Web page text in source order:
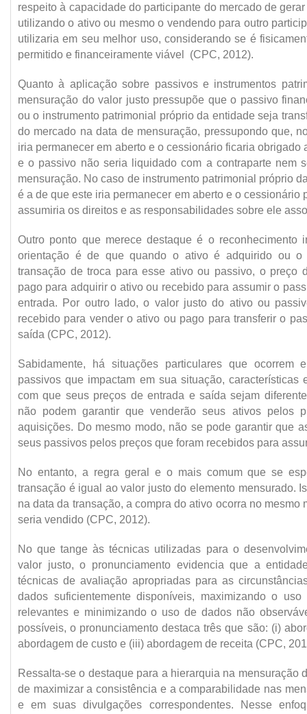
respeito à capacidade do participante do mercado de
utilizando o ativo ou mesmo o vendendo para outro
utilizaria em seu melhor uso, considerando se é
permitido e financeiramente viável (CPC, 2012).
Quanto à aplicação sobre passivos e instrumentos
mensuração do valor justo pressupõe que o passivo
ou o instrumento patrimonial próprio da entidade seja
do mercado na data de mensuração, pressupondo que,
iria permanecer em aberto e o cessionário ficaria obrigado
e o passivo não seria liquidado com a contraparte nem
mensuração. No caso de instrumento patrimonial próprio
é a de que este iria permanecer em aberto e o cessionário
assumiria os direitos e as responsabilidades sobre ele
Outro ponto que merece destaque é o reconhecimento
orientação é de que quando o ativo é adquirido ou o
transação de troca para esse ativo ou passivo, o preço
pago para adquirir o ativo ou recebido para assumir o
entrada. Por outro lado, o valor justo do ativo ou
recebido para vender o ativo ou pago para transferir o
saída (CPC, 2012).
Sabidamente, há situações particulares que ocorrem
passivos que impactam em sua situação, características
com que seus preços de entrada e saída sejam
não podem garantir que venderão seus ativos pelos
aquisições. Do mesmo modo, não se pode garantir que
seus passivos pelos preços que foram recebidos para
No entanto, a regra geral e o mais comum que se
transação é igual ao valor justo do elemento mensurado.
na data da transação, a compra do ativo ocorra no mesmo
seria vendido (CPC, 2012).
No que tange às técnicas utilizadas para o
valor justo, o pronunciamento evidencia que a
técnicas de avaliação apropriadas para as
dados suficientemente disponíveis, maximizando o
relevantes e minimizando o uso de dados não
possíveis, o pronunciamento destaca três que são: (i)
abordagem de custo e (iii) abordagem de receita (CPC,
Ressalta-se o destaque para a hierarquia na mensuração
de maximizar a consistência e a comparabilidade nas
e em suas divulgações correspondentes. Nesse